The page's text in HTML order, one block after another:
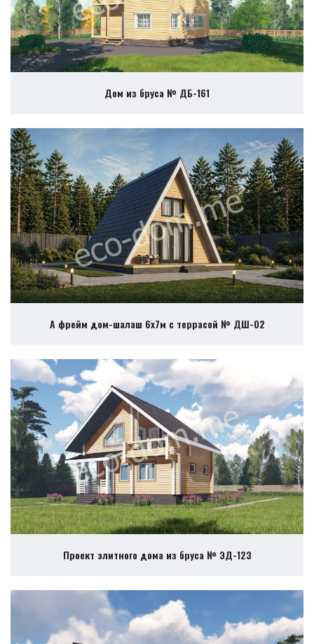
Дом из бруса № ДБ-161
А фрейм дом-шалаш 6х7м с террасой № ДШ-02
Проект элитного дома из бруса № ЭД-123